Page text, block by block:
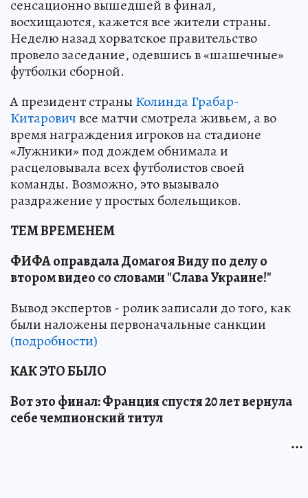
сенсационно вышедшей в финал,
восхищаются, кажется все жители страны.
Неделю назад хорватское правительство
провело заседание, одевшись в «шашечные»
футболки сборной.
А президент страны Колинда Грабар-
Китаровичвсе матчи смотрела живьем, а во
время награждения игроков на стадионе
«Лужники» под дождем обнимала и
расцеловывала всех футболистов своей
команды. Возможно, это вызывало
раздражение у простых болельщиков.
ТЕМ ВРЕМЕНЕМ
ФИФА оправдала Домагоя Виду по делу о
втором видео со словами "Слава Украине!"
Вывод экспертов - ролик записали до того, как
были наложены первоначальные санкции
(подробности)
КАК ЭТО БЫЛО
Вот это финал: Франция спустя 20 лет вернула
себе чемпионский титул